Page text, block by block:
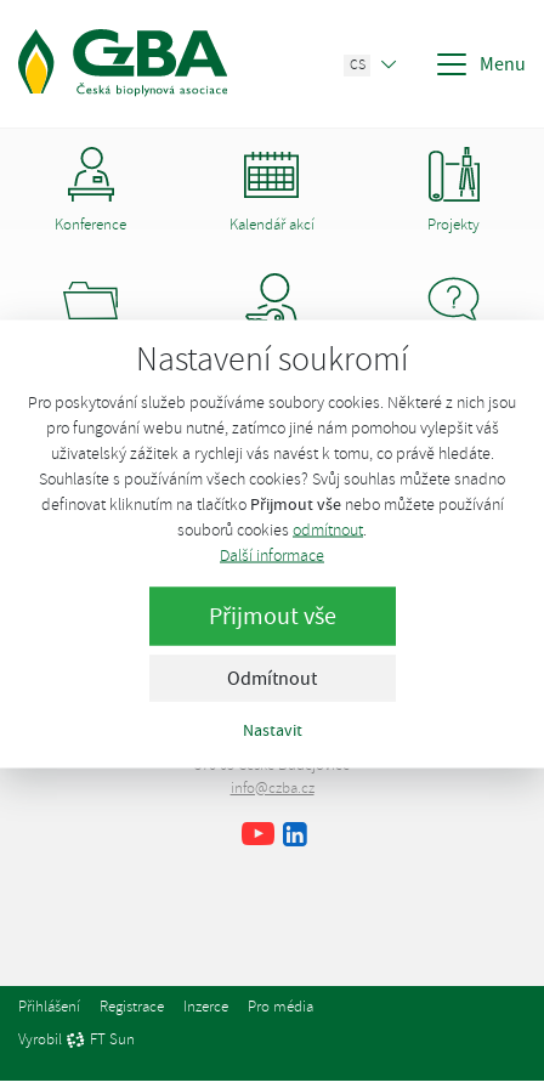
Nastavení soukromí
Pro poskytování služeb používáme soubory cookies. Některé z nich jsou
pro fungování webu nutné, zatímco jiné nám pomohou vylepšit váš
uživatelský zážitek a rychleji vás navést k tomu, co právě hledáte.
Souhlasíte s používáním všech cookies? Svůj souhlas můžete snadno
definovat kliknutím na tlačítko Přijmout všenebo můžete používání
souborů cookies odmítnout.
Další informace
Přijmout vše
Odmítnout
Nastavit
CS Menu
Konference Kalendář akcí Projekty
Dokumenty CzBA Členství
Opravit údaje o stanici
Chcete opravit údaje stanice?Přihlaste se !
Lipová 1789/9
370 05 České Budějovice
info@czba.cz
Facebook
Youtube
Přihlášení Registrace Inzerce
Pro média
Vyrobil
FT Sun